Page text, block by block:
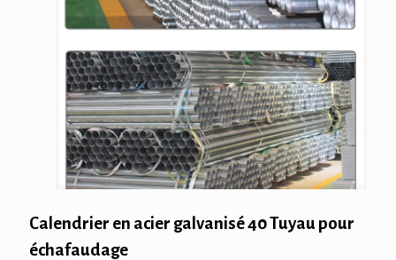
Calendrier en acier galvanisé 40 Tuyau pour
échafaudage